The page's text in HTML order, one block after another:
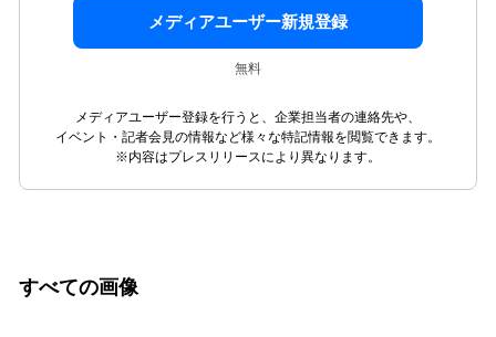
メディアユーザー新規登録
無料
メディアユーザー登録を行うと、企業担当者の連絡先や、
イベント・記者会見の情報など様々な特記情報を閲覧できます。
※内容はプレスリリースにより異なります。
すべての画像